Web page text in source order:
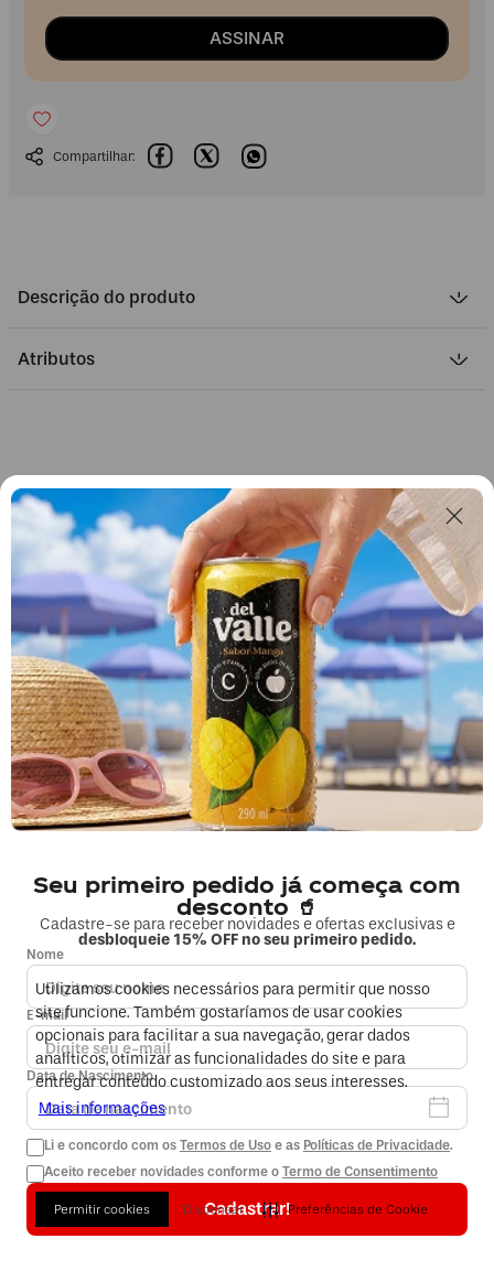
Utilizamos cookies necessários para permitir que nosso
site funcione. Também gostaríamos de usar cookies
opcionais para facilitar a sua navegação, gerar dados
analíticos, otimizar as funcionalidades do site e para
entregar conteúdo customizado aos seus interesses.
Mais informações
Permitir cookies Dispensar Preferências de Cookie
Seu primeiro pedido já começa com
desconto 🥤
Cadastre-se para receber novidades e ofertas exclusivas e
desbloqueie 15% OFF no seu primeiro pedido.
Nome
E-mail
Data de Nascimento
Li e concordo com os Termos de Uso e as Políticas de Privacidade.
Aceito receber novidades conforme o Termo de Consentimento
Cadastrar!
ASSINAR
Descrição do produto
Atributos
Descubra produtos similares
14 %OFF
Fanta Laranja Zero
350ml Lata
R$ 2,69 ASSINATURA+
R$ 3,49 R$ 2,99 à vista
Complete sua compra